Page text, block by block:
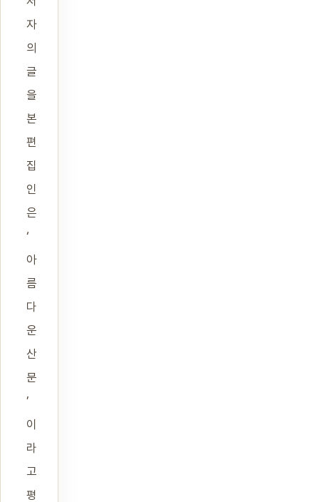
자
의
글
을
본
편
집
인
은
‘
아
름
다
운
산
문
’
이
라
고
평